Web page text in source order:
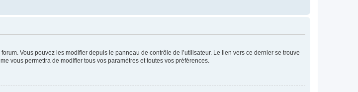
Vous pouvez les modifier depuis le panneau de contrôle de l’utilisateur. Le lien vers ce dernier se trouve
vous permettra de modifier tous vos paramètres et toutes vos préférences.